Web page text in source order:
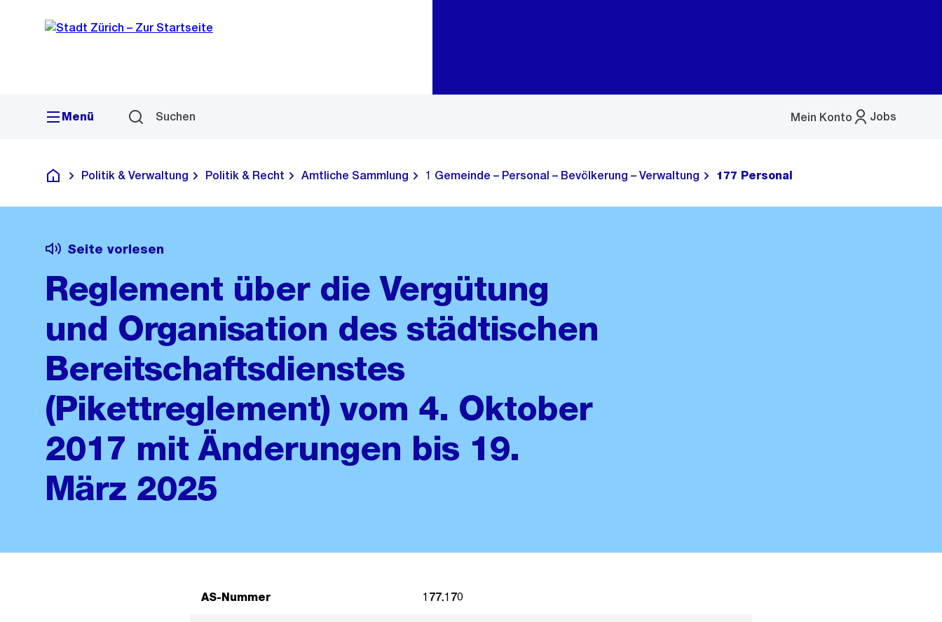
Navigation
Sprunglink
Menü Suchen Jobs
Mein Konto
Menü
Deutsch
Politik & Verwaltung Politik & Recht Amtliche Sammlung 1 Gemeinde – Personal – Bevölkerung – Verwaltung 177 Personal
Seite vorlesen
Reglement über die Vergütung
und Organisation des städtischen
Bereitschaftsdienstes
(Pikettreglement) vom 4. Oktober
2017 mit Änderungen bis 19.
März 2025
AS-Nummer 177.170